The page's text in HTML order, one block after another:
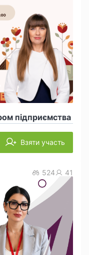
підприємства
Взяти участь
524 41